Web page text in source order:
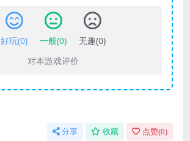
好玩(0) 一般(0) 无趣(0)
对本游戏评价
分享 收藏 点赞(0)